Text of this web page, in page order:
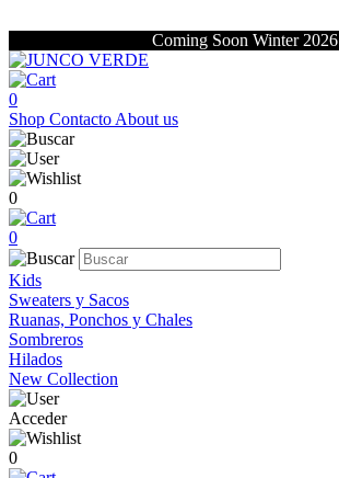
Coming Soon Winter 2026
0
Shop Contacto About us
0
0
Kids
Sweaters y Sacos
Ruanas, Ponchos y Chales
Sombreros
Hilados
New Collection
Acceder
0